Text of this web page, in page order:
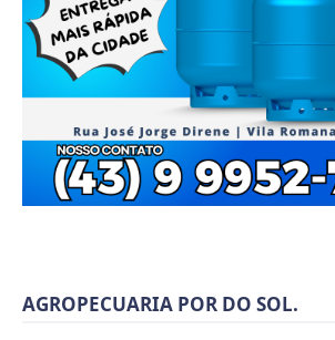
AGROPECUARIA POR DO SOL.